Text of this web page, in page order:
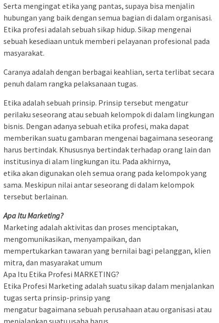
Serta mengingat etika yang pantas, supaya bisa menjalin
hubungan yang baik dengan semua bagian di dalam organisasi.
Etika profesi adalah sebuah sikap hidup. Sikap mengenai
sebuah kesediaan untuk memberi pelayanan profesional pada
masyarakat.
Caranya adalah dengan berbagai keahlian, serta terlibat secara
penuh dalam rangka pelaksanaan tugas.
Etika adalah sebuah prinsip. Prinsip tersebut mengatur
perilaku seseorang atau sebuah kelompok di dalam lingkungan
bisnis. Dengan adanya sebuah etika profesi, maka dapat
memberikan suatu gambaran mengenai bagaimana seseorang
harus bertindak. Khususnya bertindak terhadap orang lain dan
institusinya di alam lingkungan itu. Pada akhirnya,
etika akan digunakan oleh semua orang pada kelompok yang
sama. Meskipun nilai antar seseorang di dalam kelompok
tersebut berlainan.
Apa Itu Marketing?
Marketing adalah aktivitas dan proses menciptakan,
mengomunikasikan, menyampaikan, dan
mempertukarkan tawaran yang bernilai bagi pelanggan, klien
mitra, dan masyarakat umum
Apa Itu Etika Profesi MARKETING?
Etika Profesi Marketing adalah suatu sikap dalam menjalankan
tugas serta prinsip-prinsip yang
mengatur bagaimana sebuah perusahaan atau organisasi atau